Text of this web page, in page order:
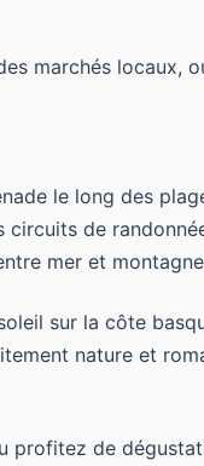
marchés locaux,
le long des
circuits de
mer et
sur la côte
nature et
profitez de